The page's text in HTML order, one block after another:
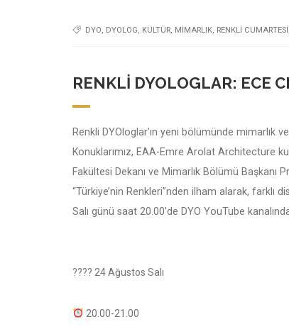
DYO, DYOLOG, KÜLTÜR, MIMARLIK, RENKLI CUMARTESI
RENKLI DYOLOGLAR: ECE
Renkli DYOloglar’ın yeni bölümünde mimarlık
Konuklarımız, EAA-Emre Arolat Architecture
Fakültesi Dekanı ve Mimarlık Bölümü Başkanı
“Türkiye’nin Renkleri”nden ilham alarak, farklı
Salı günü saat 20.00’de DYO YouTube
???? 24 Ağustos Salı
20.00-21.00